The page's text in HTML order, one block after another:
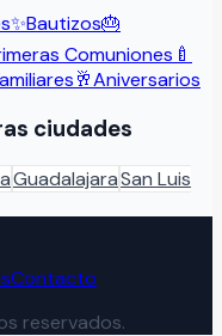
✨Bautizos🎂
Comuniones 🍼
🥂Aniversarios
ciudades
GuadalajaraSan Luis
Contacto
reservados.